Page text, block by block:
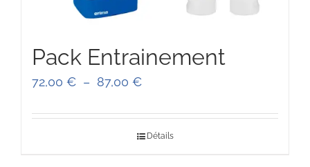
Pack Entrainement
72,00 € – 87,00 €Plage
Détails